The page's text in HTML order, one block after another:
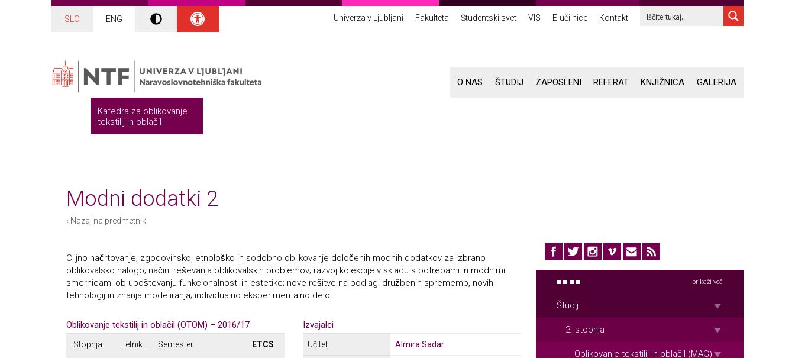
SLO ENG Univerza v Ljubljani Fakulteta Študentski svet VIS E-učilnice Kontakt
Katedra za oblikovanje
tekstilij in oblačil
O NAS ŠTUDIJ ZAPOSLENI REFERAT KNJIŽNICA GALERIJA
Modni dodatki 2
‹ Nazaj na predmetnik
Ciljno načrtovanje; zgodovinsko, etnološko in sodobno oblikovanje določenih modnih dodatkov za izbrano
oblikovalsko nalogo; načini reševanja oblikovalskih problemov; razvoj kolekcije v skladu s potrebami in modnimi
smernicami ob upoštevanju funkcionalnosti in estetike; nove rešitve na podlagi družbenih sprememb, novih
tehnologij in znanja modeliranja; individualno eksperimentalno delo.
Oblikovanje tekstilij in oblačil (OTOM) – 2016/17
Stopnja Letnik Semester ETCS
Izvajalci
Učitelj Almira Sadar
prikaži več
Študij
2. stopnja
Oblikovanje tekstilij in oblačil (MAG)